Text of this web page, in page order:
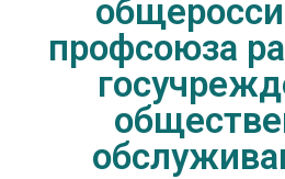
профсоюза